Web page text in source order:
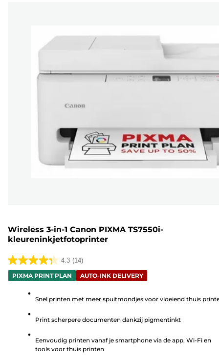
Wireless 3-in-1 Canon PIXMA TS7550i-
kleureninkjetfotoprinter
4.3 (14)
4.3
van
sterren.
beoordelingen
PIXMA PRINT PLAN AUTO-INK DELIVERY
Snel printen met meer spuitmondjes voor vloeiend thuis
Print scherpere documenten dankzij pigmentinkt
Eenvoudig printen vanaf je smartphone via de app, Wi-Fi en
tools voor thuis printen